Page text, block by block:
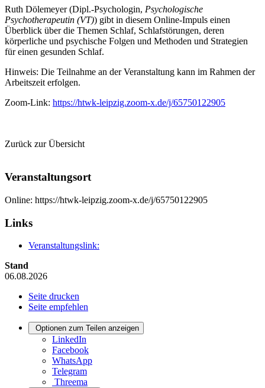
Ruth Dölemeyer (Dipl.-Psychologin, Psychologische
Psychotherapeutin (VT)) gibt in diesem Online-Impuls einen
Überblick über die Themen Schlaf, Schlafstörungen, deren
körperliche und psychische Folgen und Methoden und Strategien
für einen gesunden Schlaf.
Hinweis: Die Teilnahme an der Veranstaltung kann im Rahmen der
Arbeitszeit erfolgen.
Zoom-Link: https://htwk-leipzig.zoom-x.de/j/65750122905
Zurück zur Übersicht
Veranstaltungsort
Online: https://htwk-leipzig.zoom-x.de/j/65750122905
Links
Veranstaltungslink:
Stand
06.08.2026
Seite drucken
Seite empfehlen
Optionen zum Teilen anzeigen
LinkedIn
Facebook
WhatsApp
Telegram
Threema